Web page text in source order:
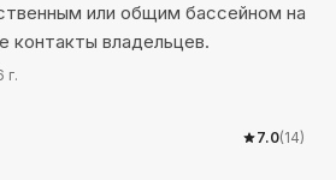
или общим бассейном на
контакты владельцев.
г.
7.0(14)